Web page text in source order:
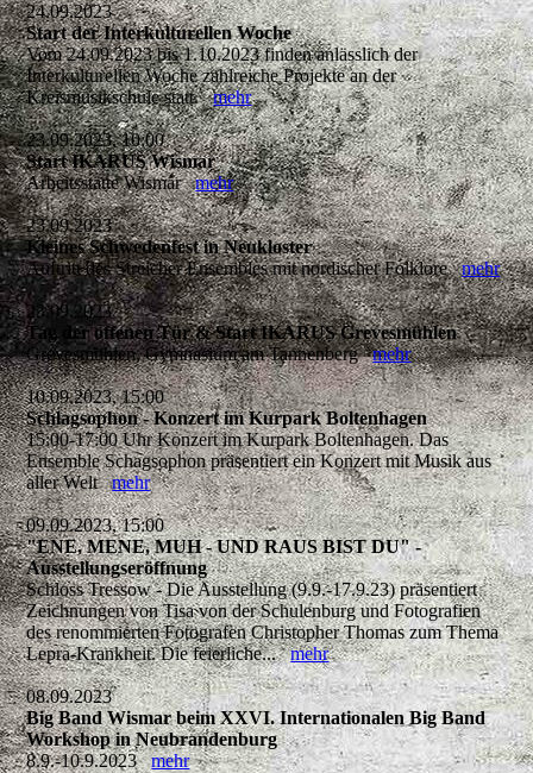
24.09.2023
Start der Interkulturellen Woche
Vom 24.09.2023 bis 1.10.2023 finden anlässlich der
Interkulturellen Woche zahlreiche Projekte an der
Kreismusikschule statt.mehr
23.09.2023, 10:00
Start IKARUS Wismar
Arbeitsstätte Wismarmehr
23.09.2023
Kleines Schwedenfest in Neukloster
Auftritt des Streicher Ensembles mit nordischer Folkloremehr
23.09.2023
Tag der offenen Tür & Start IKARUS Grevesmühlen
Grevesmühlen, Gymnasium am Tannenbergmehr
10.09.2023, 15:00
Schlagsophon - Konzert im Kurpark Boltenhagen
15:00-17:00 Uhr Konzert im Kurpark Boltenhagen. Das
Ensemble Schagsophon präsentiert ein Konzert mit Musik aus
aller Weltmehr
09.09.2023, 15:00
"ENE, MENE, MUH - UND RAUS BIST DU" -
Ausstellungseröffnung
Schloss Tressow - Die Ausstellung (9.9.-17.9.23) präsentiert
Zeichnungen von Tisa von der Schulenburg und Fotografien
des renommierten Fotografen Christopher Thomas zum Thema
Lepra-Krankheit. Die feierliche...mehr
08.09.2023
Big Band Wismar beim XXVI. Internationalen Big Band
Workshop in Neubrandenburg
8.9.-10.9.2023mehr